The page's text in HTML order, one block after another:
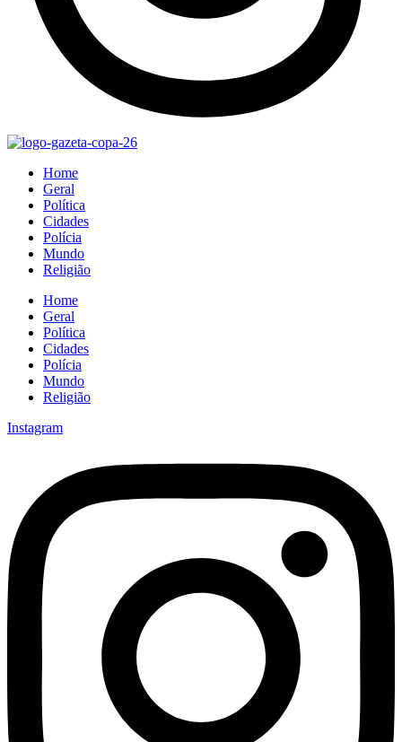
Home
Geral
Política
Cidades
Polícia
Mundo
Religião
Home
Geral
Política
Cidades
Polícia
Mundo
Religião
Instagram